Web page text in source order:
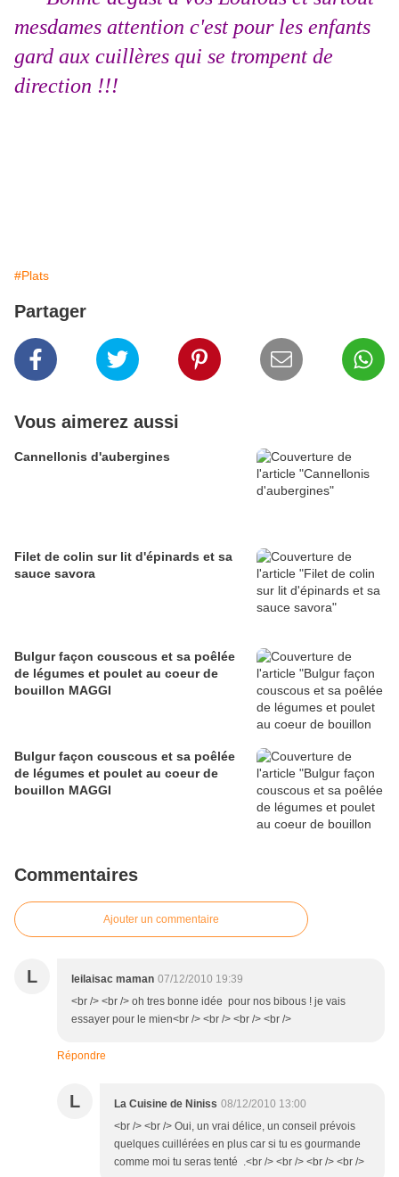
mesdames attention c'est pour les enfants
gard aux cuillères qui se trompent de
direction !!!
#Plats
Partager
Vous aimerez aussi
Cannellonis d'aubergines
Filet de colin sur lit d'épinards et sa
sauce savora
Bulgur façon couscous et sa poêlée
de légumes et poulet au coeur de
bouillon MAGGI
Bulgur façon couscous et sa poêlée
de légumes et poulet au coeur de
bouillon MAGGI
Commentaires
Ajouter un commentaire
L leilaisac maman 07/12/2010 19:39
<br /> <br /> oh tres bonne idée pour nos bibous ! je vais
essayer pour le mien<br /> <br /> <br /> <br />
Répondre
L La Cuisine de Niniss 08/12/2010 13:00
<br /> <br /> Oui, un vrai délice, un conseil prévois
quelques cuillérées en plus car si tu es gourmande
comme moi tu seras tenté .<br /> <br /> <br /> <br />